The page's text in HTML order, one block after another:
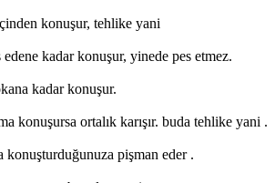
konuşur, tehlike yani
kadar konuşur, yinede pes etmez.
kadar konuşur.
konuşursa ortalık karışır. buda tehlike yani .
konuşturduğunuza pişman eder .